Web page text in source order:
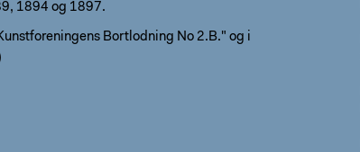
1894 og 1897.
Bortlodning No 2.B." og i